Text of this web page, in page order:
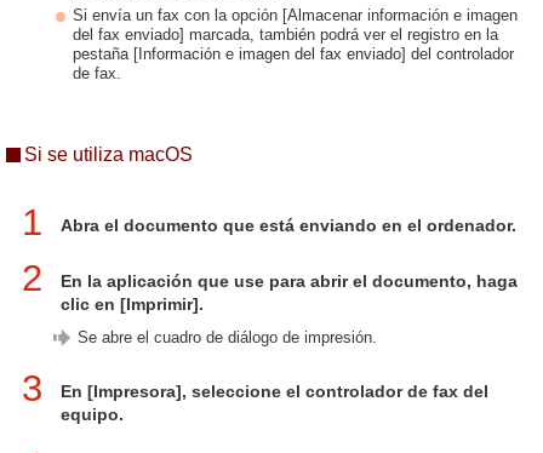
Si envía un fax con la opción [Almacenar información e imagen
del fax enviado] marcada, también podrá ver el registro en la
pestaña [Información e imagen del fax enviado] del controlador
de fax.
Si se utiliza macOS
1 Abra el documento que está enviando en el ordenador.
2
En la aplicación que use para abrir el documento, haga
clic en [Imprimir].
Se abre el cuadro de diálogo de impresión.
3
En [Impresora], seleccione el controlador de fax del
equipo.